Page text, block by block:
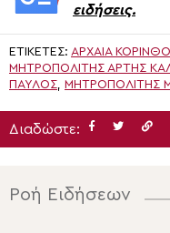
ειδήσεις.
ΕΤΙΚΈΤΕΣ: ΑΡΧΑΊΑ
ΜΗΤΡΟΠΟΛΊΤΗΣ ΆΡΤΗΣ
ΠΑΎΛΟΣ ΜΗΤΡΟΠΟΛΊΤΗΣ
Διαδώστε:
Ροή Ειδήσεων